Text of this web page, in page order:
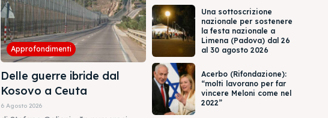
Approfondimenti
Delle guerre ibride dal
Kosovo a Ceuta
6 Agosto 2026
Una sottoscrizione
nazionale per sostenere
la festa nazionale a
Limena (Padova) dal 26
al 30 agosto 2026
Acerbo (Rifondazione):
“molti lavorano per far
vincere Meloni come nel
2022”